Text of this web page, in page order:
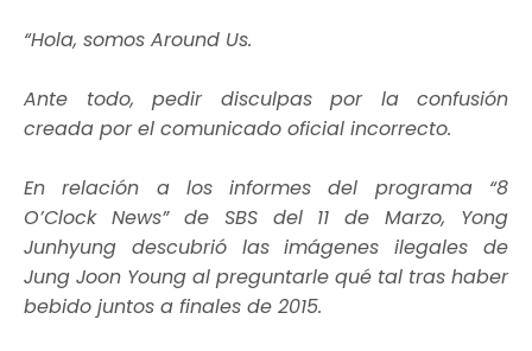
“Hola, somos Around Us.
Ante todo, pedir disculpas por la confusión
creada por el comunicado oficial incorrecto.
En relación a los informes del programa “8
O’Clock News” de SBS del 11 de Marzo, Yong
Junhyung descubrió las imágenes ilegales de
Jung Joon Young al preguntarle qué tal tras haber
bebido juntos a finales de 2015.